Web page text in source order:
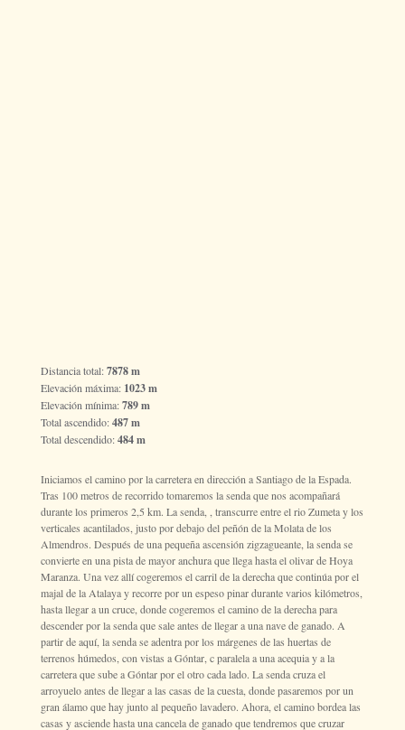
Distancia total:7878 m
Elevación máxima: 1023 m
Elevación mínima:789 m
Total ascendido:487 m
Total descendido:484 m
Iniciamos el camino por la carretera en dirección a Santiago de la Espada.
Tras 100 metros de recorrido tomaremos la senda que nos acompañará
durante los primeros 2,5 km. La senda, , transcurre entre el rio Zumeta y los
verticales acantilados, justo por debajo del peñón de la Molata de los
Almendros. Después de una pequeña ascensión zigzagueante, la senda se
convierte en una pista de mayor anchura que llega hasta el olivar de Hoya
Maranza. Una vez allí cogeremos el carril de la derecha que continúa por el
majal de la Atalaya y recorre por un espeso pinar durante varios kilómetros,
hasta llegar a un cruce, donde cogeremos el camino de la derecha para
descender por la senda que sale antes de llegar a una nave de ganado. A
partir de aquí, la senda se adentra por los márgenes de las huertas de
terrenos húmedos, con vistas a Góntar, c paralela a una acequia y a la
carretera que sube a Góntar por el otro cada lado. La senda cruza el
arroyuelo antes de llegar a las casas de la cuesta, donde pasaremos por un
gran álamo que hay junto al pequeño lavadero. Ahora, el camino bordea las
casas y asciende hasta una cancela de ganado que tendremos que cruzar